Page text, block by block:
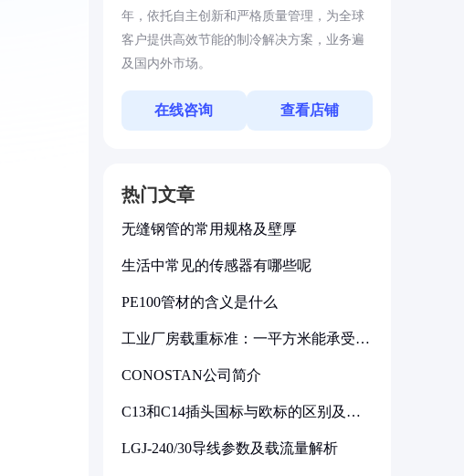
年，依托自主创新和严格质量管理，为全球
客户提供高效节能的制冷解决方案，业务遍
及国内外市场。
在线咨询 查看店铺
热门文章
无缝钢管的常用规格及壁厚
生活中常见的传感器有哪些呢
PE100管材的含义是什么
工业厂房载重标准：一平方米能承受多
CONOSTAN公司简介
C13和C14插头国标与欧标的区别及其
LGJ-240/30导线参数及载流量解析